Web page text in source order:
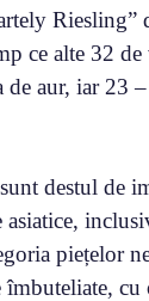
Riesling”
ce alte 32
aur, iar 23
destul de
piețelor
cu